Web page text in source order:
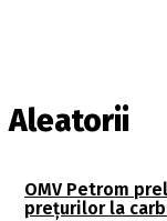
Aleatorii
OMV Petrom
prețurilor la